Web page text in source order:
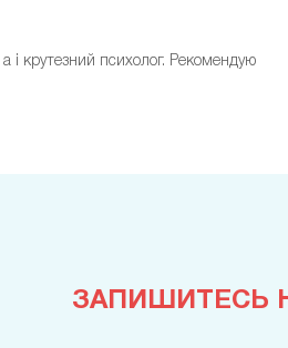
і крутезний психолог. Рекомендую
ЗАПИШИТЕСЬ